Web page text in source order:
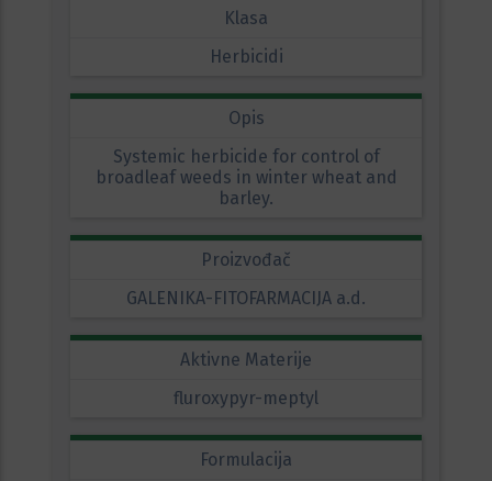
Klasa
Herbicidi
Opis
Systemic herbicide for control of
broadleaf weeds in winter wheat and
barley.
Proizvođač
GALENIKA-FITOFARMACIJA a.d.
Aktivne Materije
fluroxypyr-meptyl
Formulacija